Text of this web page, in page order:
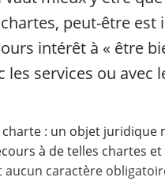
peut-être est
intérêt à « être
les services ou avec
charte : un objet juridique
à de telles chartes
aucun caractère